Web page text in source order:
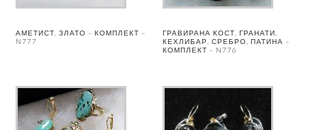
АМЕТИСТ, ЗЛАТО – КОМПЛЕКТ –
N777
ГРАВИРАНА КОСТ, ГРАНАТИ,
КЕХЛИБАР, СРЕБРО, ПАТИНА –
КОМПЛЕКТ – N776